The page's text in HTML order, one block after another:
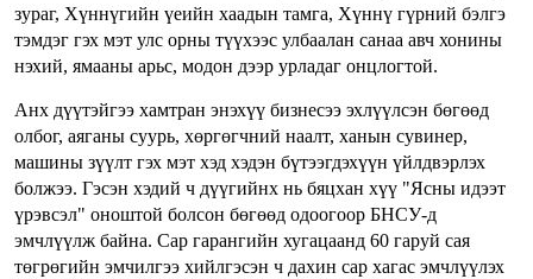
зураг, Хүннүгийн үеийн хаадын тамга, Хүннү гүрний бэлгэ
тэмдэг гэх мэт улс орны түүхээс улбаалан санаа авч хонины
нэхий, ямааны арьс, модон дээр урладаг онцлогтой.
Анх дүүтэйгээ хамтран энэхүү бизнесээ эхлүүлсэн бөгөөд
олбог, аяганы суурь, хөргөгчний наалт, ханын сувинер,
машины зүүлт гэх мэт хэд хэдэн бүтээгдэхүүн үйлдвэрлэх
болжээ. Гэсэн хэдий ч дүүгийнх нь бяцхан хүү "Ясны идээт
үрэвсэл" оноштой болсон бөгөөд одоогоор БНСУ-д
эмчлүүлж байна. Сар гарангийн хугацаанд 60 гаруй сая
төгрөгийн эмчилгээ хийлгэсэн ч дахин сар хагас эмчлүүлэх